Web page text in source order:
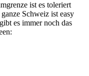
ist es toleriert
Schweiz ist easy
es immer noch das